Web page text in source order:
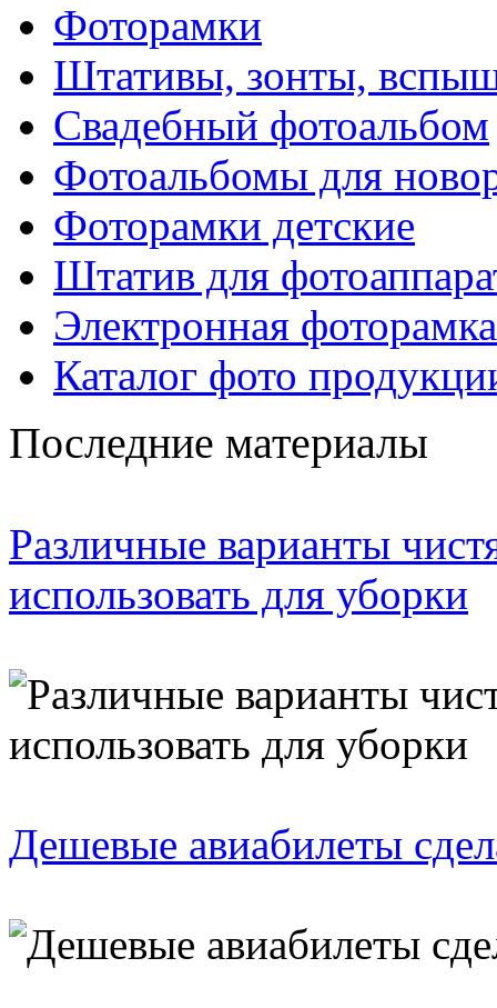
Фоторамки
Штативы, зонты,
Свадебный фотоальбом
Фотоальбомы для
Фоторамки детские
Штатив для
Электронная фоторамка
Каталог фото
Последние материалы
Различные варианты
использовать для уборки
Дешевые авиабилеты